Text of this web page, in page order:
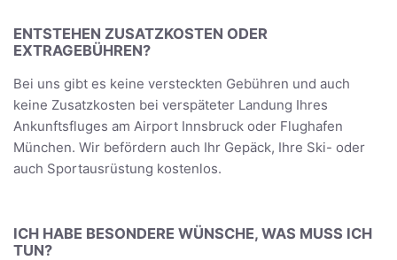
ENTSTEHEN ZUSATZKOSTEN ODER
EXTRAGEBÜHREN?
Bei uns gibt es keine versteckten Gebühren und auch
keine Zusatzkosten bei verspäteter Landung Ihres
Ankunftsfluges am Airport Innsbruck oder Flughafen
München. Wir befördern auch Ihr Gepäck, Ihre Ski- oder
auch Sportausrüstung kostenlos.
ICH HABE BESONDERE WÜNSCHE, WAS MUSS ICH
TUN?